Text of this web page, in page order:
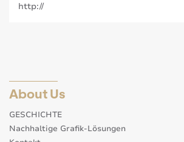
http://
About Us
GESCHICHTE
Nachhaltige Grafik-Lösungen